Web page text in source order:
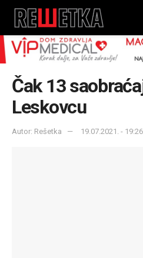
Čak 13
Leskovcu
Autor: Rešetka 19.07.2021. - 19:26